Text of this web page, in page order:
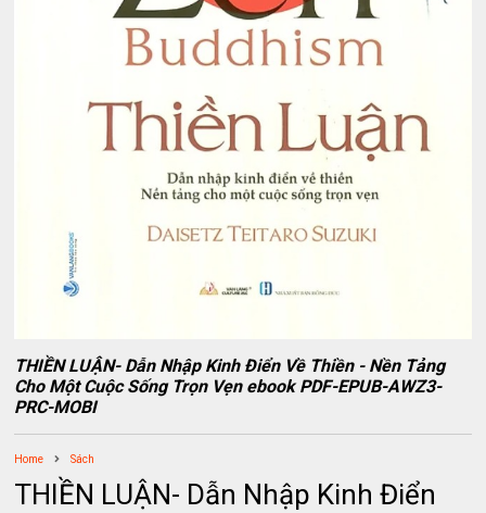
THIỀN LUẬN- Dẫn Nhập Kinh Điển Về Thiền - Nền Tảng
Cho Một Cuộc Sống Trọn Vẹn ebook PDF-EPUB-AWZ3-
PRC-MOBI
Home Sách
THIỀN LUẬN- Dẫn Nhập Kinh Điển